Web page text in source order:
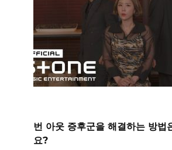
번 아웃 증후군을 해결하는 방법
요?